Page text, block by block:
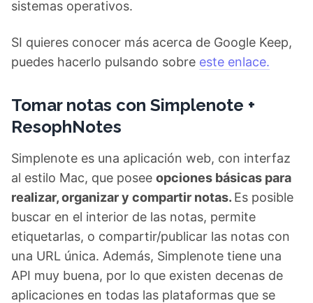
sistemas operativos.
SI quieres conocer más acerca de Google Keep,
puedes hacerlo pulsando sobre este enlace.
Tomar notas con Simplenote +
ResophNotes
Simplenote es una aplicación web, con interfaz
al estilo Mac, que posee opciones básicas para
realizar, organizar y compartir notas. Es posible
buscar en el interior de las notas, permite
etiquetarlas, o compartir/publicar las notas con
una URL única. Además, Simplenote tiene una
API muy buena, por lo que existen decenas de
aplicaciones en todas las plataformas que se